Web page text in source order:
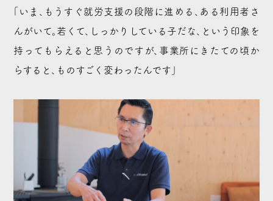
「いま、もうすぐ就労支援の段階に進める、ある利用者さ
んがいて。若くて、しっかりしている子だな、という印象を
持ってもらえると思うのですが、事業所にきたての頃か
らすると、ものすごく変わったんです」